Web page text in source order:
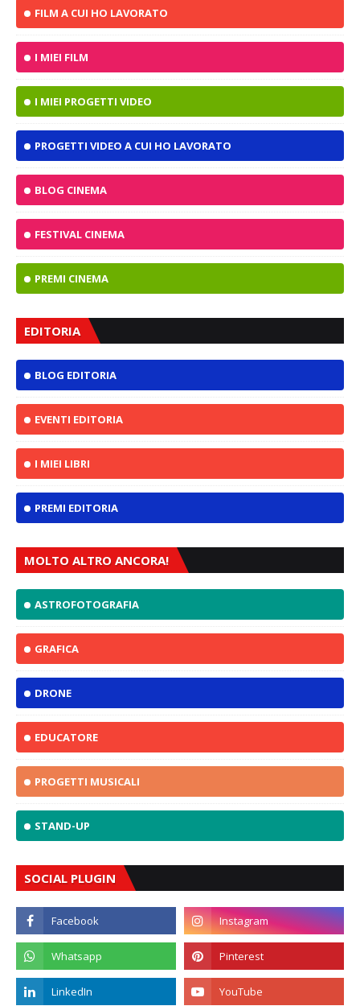
FILM A CUI HO LAVORATO
I MIEI FILM
I MIEI PROGETTI VIDEO
PROGETTI VIDEO A CUI HO LAVORATO
BLOG CINEMA
FESTIVAL CINEMA
PREMI CINEMA
EDITORIA
BLOG EDITORIA
EVENTI EDITORIA
I MIEI LIBRI
PREMI EDITORIA
MOLTO ALTRO ANCORA!
ASTROFOTOGRAFIA
GRAFICA
DRONE
EDUCATORE
PROGETTI MUSICALI
STAND-UP
SOCIAL PLUGIN